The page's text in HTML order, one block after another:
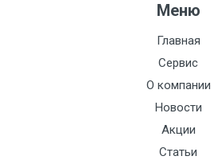
130 мм
135 мм
-
Меню
Главная
Сервис
О компании
Новости
Акции
Статьи